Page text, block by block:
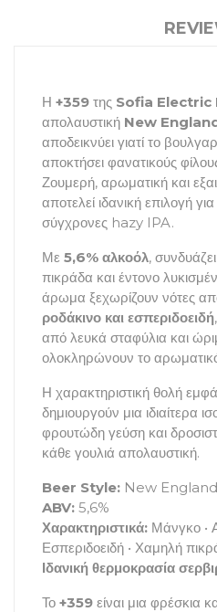
Η +359 της Sofia Electric
απολαυστική New
αποδεικνύει γιατί το
αποκτήσει φανατικούς
Ζουμερή, αρωματική και
αποτελεί ιδανική επιλογή
σύγχρονες hazy IPA.
Με 5,6% αλκοόλ,
πικράδα και έντονο
άρωμα ξεχωρίζουν νότες
ροδάκινο και εσπεριδοειδή
από λευκά σταφύλια και
ολοκληρώνουν το
Η χαρακτηριστική θολή
δημιουργούν μια ιδιαίτερα
φρουτώδη γεύση και
κάθε γουλιά απολαυστική.
Beer Style: New
ABV: 5,6%
Χαρακτηριστικά: Μάνγκο •
Εσπεριδοειδή • Χαμηλή
Ιδανική θερμοκρασία
Το +359 είναι μια φρέσκια